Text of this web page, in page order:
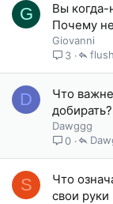
G
Вы когда-
Почему
Giovanni
3
D
Что
добирать?
Dawggg
0
S
Что
свои